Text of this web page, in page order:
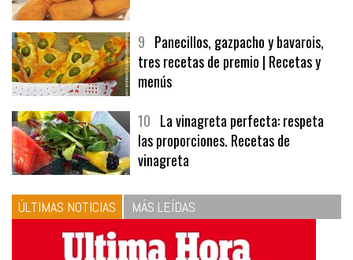
9 Panecillos, gazpacho y bavarois,
tres recetas de premio | Recetas y
menús
10 La vinagreta perfecta: respeta
las proporciones. Recetas de
vinagreta
ÚLTIMAS NOTICIAS MÁS LEÍDAS